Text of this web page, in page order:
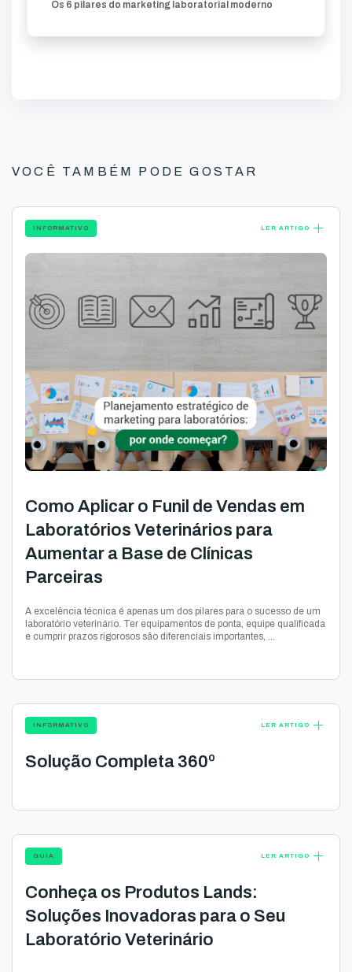
Os 6 pilares do marketing laboratorial moderno
VOCÊ TAMBÉM PODE GOSTAR
INFORMATIVO LER ARTIGO add
Como Aplicar o Funil de Vendas em
Laboratórios Veterinários para
Aumentar a Base de Clínicas
Parceiras
A excelência técnica é apenas um dos pilares para o sucesso de um
laboratório veterinário. Ter equipamentos de ponta, equipe qualificada
e cumprir prazos rigorosos são diferenciais importantes, ...
INFORMATIVO LER ARTIGO add
Solução Completa 360º
GUIA LER ARTIGO add
Conheça os Produtos Lands:
Soluções Inovadoras para o Seu
Laboratório Veterinário